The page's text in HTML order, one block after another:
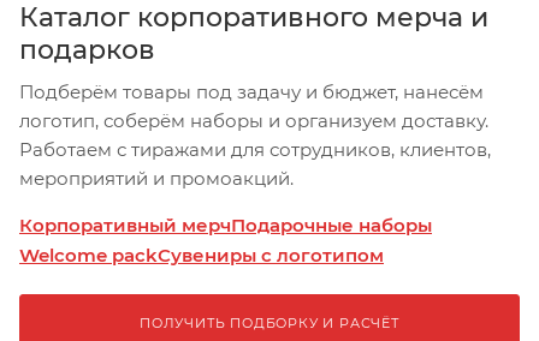
Каталог корпоративного мерча и
подарков
Подберём товары под задачу и бюджет, нанесём
логотип, соберём наборы и организуем доставку.
Работаем с тиражами для сотрудников, клиентов,
мероприятий и промоакций.
Корпоративный мерчПодарочные наборы
Welcome packСувениры с логотипом
ПОЛУЧИТЬ ПОДБОРКУ И РАСЧЁТ